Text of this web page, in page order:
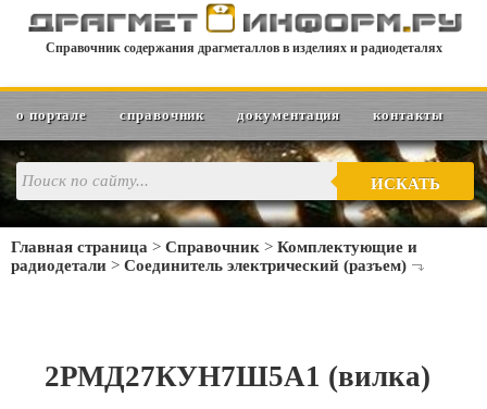
Справочник содержания драгметаллов в изделиях и радиодеталях
о портале справочник документация контакты
ИСКАТЬ
Главная страница > Справочник > Комплектующие и
радиодетали > Соединитель электрический (разъем)
2РМД27КУН7Ш5А1 (вилка)